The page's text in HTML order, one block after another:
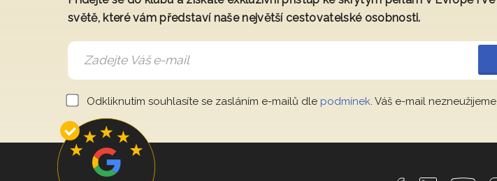
světě, které vám představí naše největší cestovatelské osobnosti.
Odkliknutím souhlasíte se zasláním e-mailů dle podmínek . Váš e-mail nezneužijeme.